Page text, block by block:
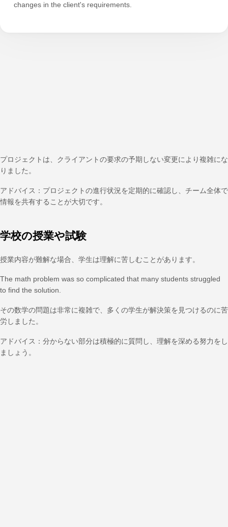
changes in the client's requirements.
プロジェクトは、クライアントの要求の予期しない変更により複雑にな
りました。
アドバイス：プロジェクトの進行状況を定期的に確認し、チーム全体で
情報を共有することが大切です。
学校の授業や試験
授業内容が難解な場合、学生は理解に苦しむことがあります。
The math problem was so complicated that many students struggled
to find the solution.
その数学の問題は非常に複雑で、多くの学生が解決策を見つけるのに苦
労しました。
アドバイス：分からない部分は積極的に質問し、理解を深める努力をし
ましょう。